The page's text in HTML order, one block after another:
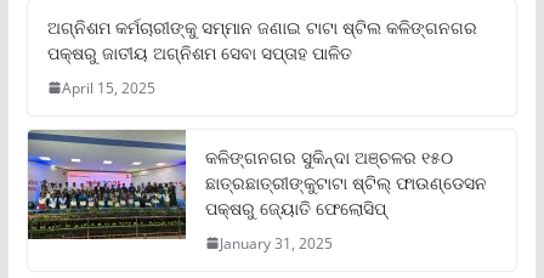
ଅଗ୍ନିଶମ କର୍ମଚାରୀଙ୍କୁ ସମ୍ମାନ ଜଣାଇ ଟାଟା ଷ୍ଟିଲ କଳିଙ୍ଗନଗର
ପକ୍ଷରୁ ଜାତୀୟ ଅଗ୍ନିଶମ ସେବା ସପ୍ତାହ ପାଳିତ
April 15, 2025
କଳିଙ୍ଗନଗର ସୁକିନ୍ଦା ଅଞ୍ଚଳର ୧୫୦
ଛାତ୍ରଛାତ୍ରୀଙ୍କୁଟାଟା ଷ୍ଟିଲ୍ ଫାଉଣ୍ଡେସନ
ପକ୍ଷରୁ ଜ୍ୟୋତି ଫେଲୋସିପ୍‌
January 31, 2025